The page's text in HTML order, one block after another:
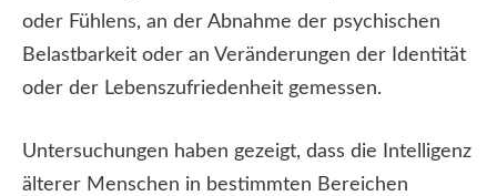
oder Fühlens, an der Abnahme der psychischen
Belastbarkeit oder an Veränderungen der Identität
oder der Lebenszufriedenheit gemessen.
Untersuchungen haben gezeigt, dass die Intelligenz
älterer Menschen in bestimmten Bereichen